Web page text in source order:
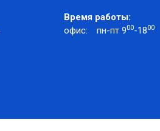
Время работы:
офис:
пн-пт 900-1800